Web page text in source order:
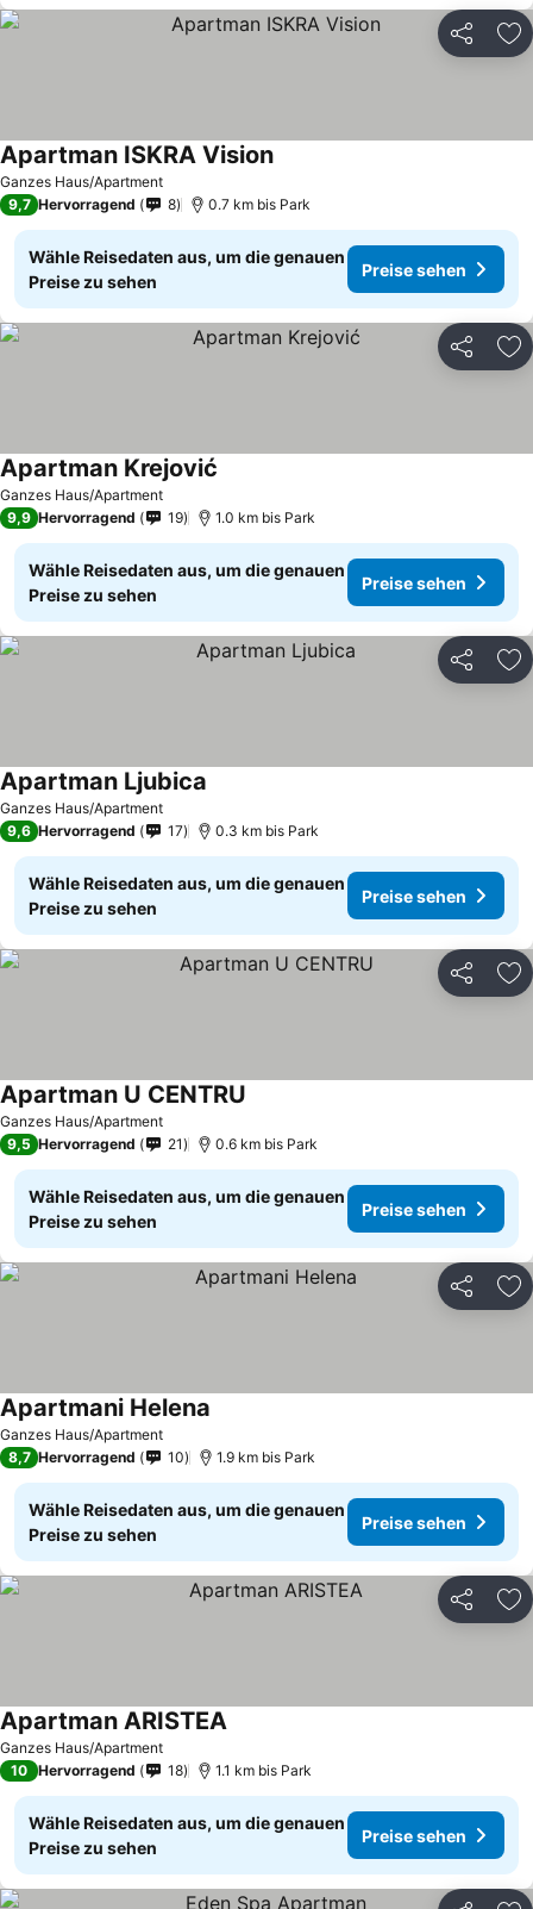
Teilen
Ganzes Haus/Apartment
Apartman ISKRA VisionPreise sehen
9,7 Hervorragend 8 0.7 km bis Park
Wähle Reisedaten aus, um die genauen
Preise zu sehen
Preise sehen
Teilen
Ganzes Haus/Apartment
Apartman Krejović
9,9 Hervorragend 19 1.0 km bis Park
Wähle Reisedaten aus, um die genauen
Preise zu sehen
Preise sehen
Teilen
Ganzes Haus/Apartment
Apartman Ljubica
9,6 Hervorragend 17 0.3 km bis Park
Wähle Reisedaten aus, um die genauen
Preise zu sehen
Preise sehen
Teilen
Ganzes Haus/Apartment
Apartman U CENTRU
9,5 Hervorragend 21 0.6 km bis Park
Wähle Reisedaten aus, um die genauen
Preise zu sehen
Preise sehen
Teilen
Ganzes Haus/Apartment
Apartmani Helena
8,7 Hervorragend 10 1.9 km bis Park
Wähle Reisedaten aus, um die genauen
Preise zu sehen
Preise sehen
Teilen
Ganzes Haus/Apartment
Apartman ARISTEAPreise sehen
10 Hervorragend 18 1.1 km bis Park
Wähle Reisedaten aus, um die genauen
Preise zu sehen
Preise sehen